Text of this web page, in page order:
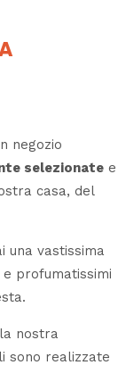
negozio
selezionate e
casa, del
una vastissima
profumatissimi
nostra
sono realizzate